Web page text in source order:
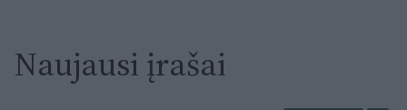
Naujausi įrašai